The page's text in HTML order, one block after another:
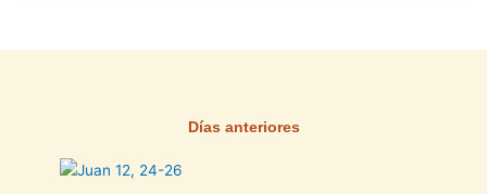
Días anteriores